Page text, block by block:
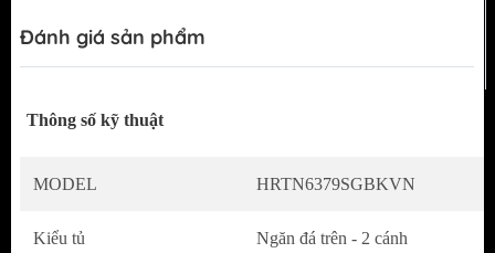
Đánh giá sản phẩm
Thông số kỹ thuật
MODEL HRTN6379SGBKVN
Kiểu tủ Ngăn đá trên - 2 cánh